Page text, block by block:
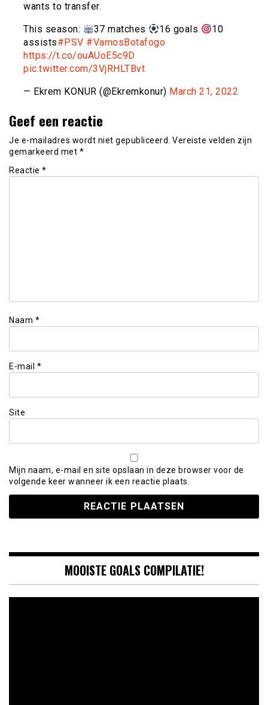
wants to transfer.
This season:
37 matches 16 goals
10
assists#PSV #VamosBotafogo
https://t.co/ouAUoE5c9D
pic.twitter.com/3VjRHLTBvt
— Ekrem KONUR (@Ekremkonur) March 21, 2022
Geef een reactie
Je e-mailadres wordt niet gepubliceerd. Vereiste velden zijn
gemarkeerd met *
Reactie *
Naam *
E-mail *
Site
Mijn naam, e-mail en site opslaan in deze browser voor de
volgende keer wanneer ik een reactie plaats.
MOOISTE GOALS COMPILATIE!